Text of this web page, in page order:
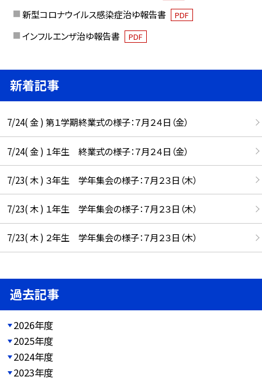
新型コロナウイルス感染症治ゆ報告書 PDF
インフルエンザ治ゆ報告書 PDF
新着記事
7/24( 金 ) 第１学期終業式の様子：７月２４日（金）
7/24( 金 ) １年生 終業式の様子：７月２４日（金）
7/23( 木 ) ３年生 学年集会の様子：７月２３日（木）
7/23( 木 ) １年生 学年集会の様子：７月２３日（木）
7/23( 木 ) ２年生 学年集会の様子：７月２３日（木）
過去記事
2026年度
2025年度
2024年度
2023年度